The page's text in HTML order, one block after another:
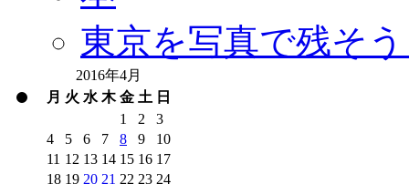
東京を写真で残そ
2016年4月
月 火 水 木 金 土 日
1
2
3
4
5 6 7 8 9
10
11 12 13 14 15 16 17
18 19 20 21 22 23 24